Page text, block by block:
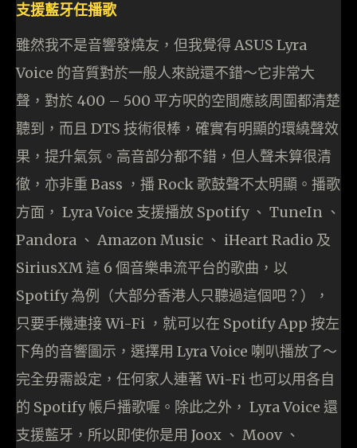
支援藍牙任播歌
雖然我不是音響發燒友，但我覺得 ASUS Lyra
Voice 的音質對於一般人來說還不錯～它非常大
聲，對於 400 – 500 平方呎的空間應該周圍都清楚
聽到，而且 DTS 技術很棒，確實有明顯的環繞聲效
果，提升氣氛。高音部分都不錯，但人聲未算很清
徹，亦非重 Bass ，播 Rock 歌鼓聲不太明顯。播歌
方面， Lyra Voice 支援播放 Spotify 、 TuneIn 、
Pandora 、 Amazon Music 、 iHeart Radio 及
SiriusXM 這 6 個音樂串流平台的歌曲，以
Spotify 為例（大部分香港人只聽過這個吧？），
只要手機連接 Wi-Fi ，就可以在 Spotify App 按左
下角的音響圖示，選擇用 Lyra Voice 喇叭播放了～
完全毋需設定，任何家人連著 Wi-Fi 也可以用各自
的 Spotify 帳戶播歌喔。除此之外， Lyra Voice 還
支援藍牙，所以即使你是用 Joox 、 Moov 、